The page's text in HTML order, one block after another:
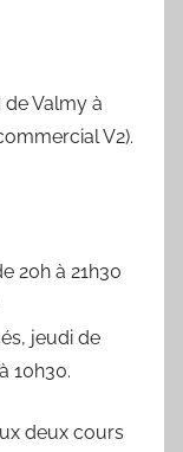
de Valmy à
V2).
20h à 21h30
jeudi de
10h30.
deux cours